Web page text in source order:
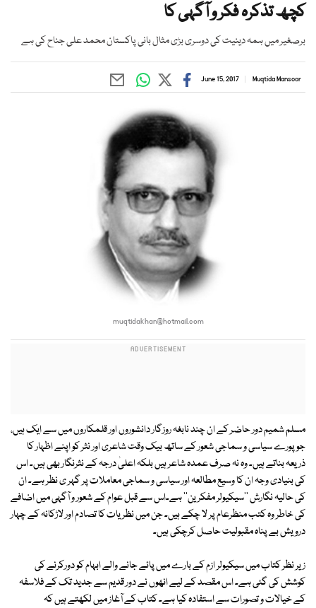
کچھ تذکرہ فکر و آگہی کا
برصغیر میں ہمہ دینیت کی دوسری بڑی مثال بانی پاکستان محمد علی جناح کی ہے
Muqtida Mansoor
June 15, 2017
muqtidakhan@hotmail.com
مسلم شمیم دور حاضر کے ان چند نابغہ روزگار دانشوروں اور قلمکاروں میں سے ایک ہیں،
جو پورے سیاسی و سماجی شعور کے ساتھ بیک وقت شاعری اور نثر کو اپنے اظہار کا
ذریعہ بناتے ہیں۔ وہ نہ صرف عمدہ شاعر ہیں بلکہ اعلیٰ درجہ کے نثرنگار بھی ہیں۔ اس
کی بنیادی وجہ ان کا وسیع مطالعہ اور سیاسی و سماجی معاملات پر گہر ی نظر ہے۔ ان
کی حالیہ نگارش ''سیکیولر مفکرین'' ہے۔اس سے قبل عوام کے شعور و آگہی میں اضافے
کی خاطر وہ کتب منظرعام پر لا چکے ہیں۔ جن میں نظریات کا تصادم اور لاڑکانہ کے چہار
درویش بے پناہ مقبولیت حاصل کرچکی ہیں۔
زیر نظر کتاب میں سیکیولر ازم کے بارے میں پائے جانے والے ابہام کو دورکرنے کی
کوشش کی گئی ہے۔ اس مقصد کے لیے انھوں نے دور قدیم سے جدید تک کے فلاسفہ
کے خیالات و تصورات سے استفادہ کیا ہے۔ کتاب کے آغاز میں لکھتے ہیں کہ